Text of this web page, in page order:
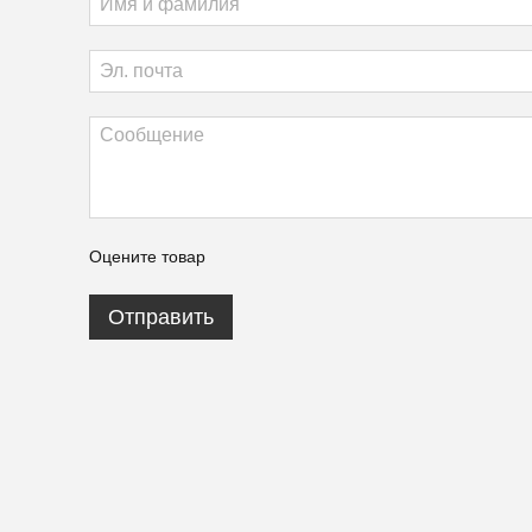
Оцените товар
Отправить